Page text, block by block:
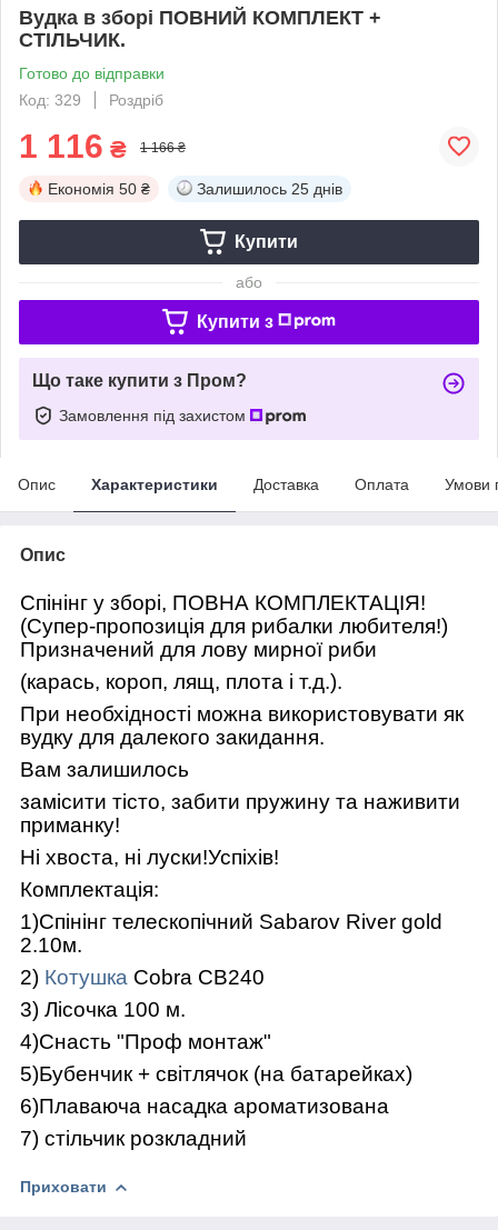
Вудка в зборі ПОВНИЙ КОМПЛЕКТ +
СТІЛЬЧИК.
Готово до відправки
Код: 329
Роздріб
1 116 ₴ 1 166 ₴
Економія 50 ₴ Залишилось 25 днів
Купити
або
Купити з
Що таке купити з Пром?
Замовлення під захистом
Опис Характеристики Доставка Оплата Умови
Опис
Спінінг у зборі, ПОВНА КОМПЛЕКТАЦІЯ!
(Супер-пропозиція для рибалки любителя!)
Призначений для лову мирної риби
(карась, короп, лящ, плота і т.д.).
При необхідності можна використовувати як
вудку для далекого закидання.
Вам залишилось
замісити тісто, забити пружину та наживити
приманку!
Ні хвоста, ні луски!Успіхів!
Комплектація:
1)Спінінг телескопічний Sabarov River gold
2.10м.
2) Котушка Cobra CB240
3) Лісочка 100 м.
4)Снасть "Проф монтаж"
5)Бубенчик + світлячок (на батарейках)
6)Плаваюча насадка ароматизована
7) стільчик розкладний
Приховати